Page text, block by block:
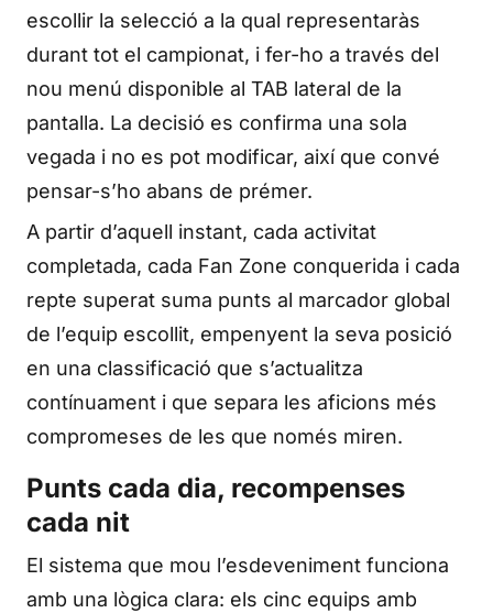
escollir la selecció a la qual representaràs
durant tot el campionat, i fer-ho a través del
nou menú disponible al TAB lateral de la
pantalla. La decisió es confirma una sola
vegada i no es pot modificar, així que convé
pensar-s’ho abans de prémer.
A partir d’aquell instant, cada activitat
completada, cada Fan Zone conquerida i cada
repte superat suma punts al marcador global
de l’equip escollit, empenyent la seva posició
en una classificació que s’actualitza
contínuament i que separa les aficions més
compromeses de les que només miren.
Punts cada dia, recompenses
cada nit
El sistema que mou l’esdeveniment funciona
amb una lògica clara: els cinc equips amb